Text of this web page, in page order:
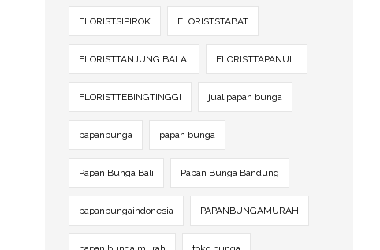
FLORISTSIPIROK FLORISTSTABAT
FLORISTTANJUNG BALAI FLORISTTAPANULI
FLORISTTEBINGTINGGI jual papan bunga
papanbunga papan bunga
Papan Bunga Bali Papan Bunga Bandung
papanbungaindonesia PAPANBUNGAMURAH